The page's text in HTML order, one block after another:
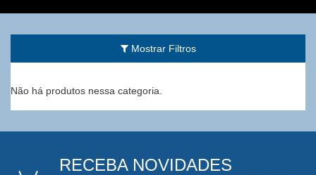
Mostrar Filtros
Não há produtos nessa categoria.
RECEBA NOVIDADES